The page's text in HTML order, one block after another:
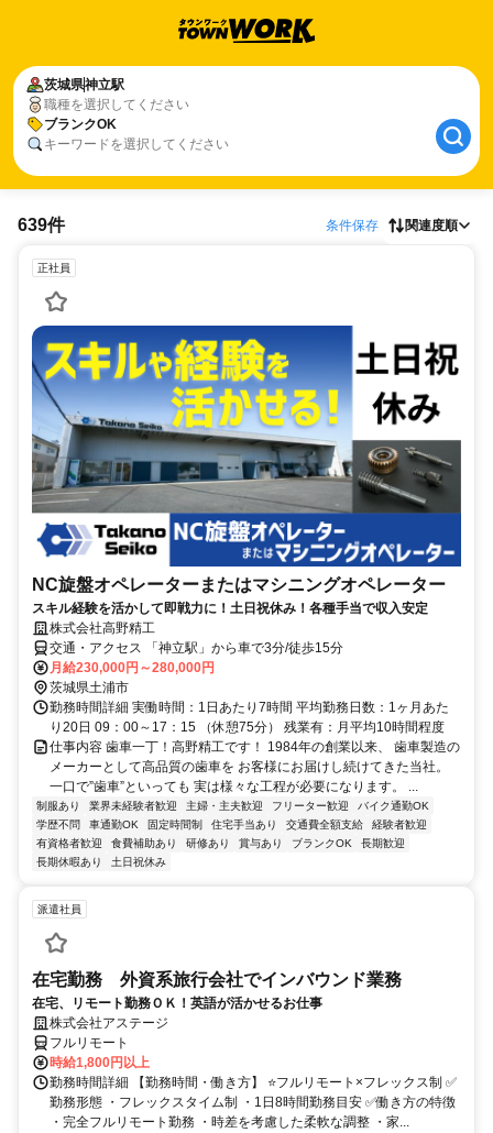
茨城県神立駅
職種を選択してください
ブランクOK
キーワードを選択してください
639件 条件保存 関連度順
正社員
NC旋盤オペレーターまたはマシニングオペレーター
スキル経験を活かして即戦力に！土日祝休み！各種手当で収入安定
株式会社高野精工
交通・アクセス 「神立駅」から車で3分/徒歩15分
月給230,000円～280,000円
茨城県土浦市
勤務時間詳細 実働時間：1日あたり7時間 平均勤務日数：1ヶ月あた
り20日 09：00～17：15 （休憩75分） 残業有：月平均10時間程度
仕事内容 歯車一丁！高野精工です！ 1984年の創業以来、 歯車製造の
メーカーとして高品質の歯車を お客様にお届けし続けてきた当社。
一口で”歯車”といっても 実は様々な工程が必要になります。 ...
制服あり 業界未経験者歓迎 主婦・主夫歓迎 フリーター歓迎
バイク通勤OK
学歴不問
車通勤OK 固定時間制 住宅手当あり 交通費全額支給
経験者歓迎
有資格者歓迎
食費補助あり 研修あり 賞与あり ブランクOK
長期歓迎
長期休暇あり
土日祝休み
派遣社員
在宅勤務 外資系旅行会社でインバウンド業務
在宅、リモート勤務ＯＫ！英語が活かせるお仕事
株式会社アステージ
フルリモート
時給1,800円以上
勤務時間詳細 【勤務時間・働き方】 ⭐フルリモート×フレックス制 ✅
勤務形態 ・フレックスタイム制 ・1日8時間勤務目安 ✅働き方の特徴
・完全フルリモート勤務 ・時差を考慮した柔軟な調整 ・家...